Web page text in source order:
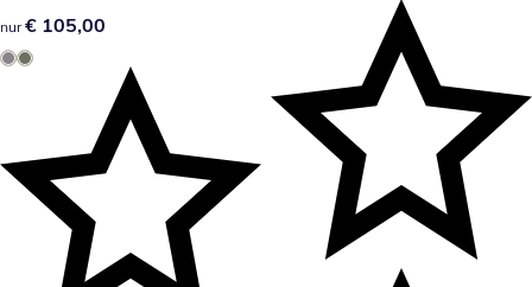
€ 105,00
nur € 105,00